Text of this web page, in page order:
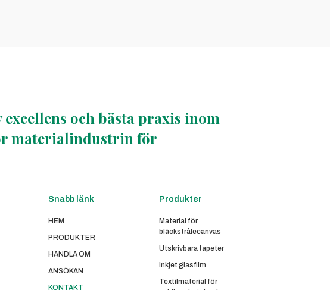
och bästa praxis inom
materialindustrin för
Snabb länk
HEM
PRODUKTER
HANDLA OM
ANSÖKAN
KONTAKT
Produkter
Material för
bläckstrålecanvas
Utskrivbara tapeter
Inkjet glasfilm
Textilmaterial för